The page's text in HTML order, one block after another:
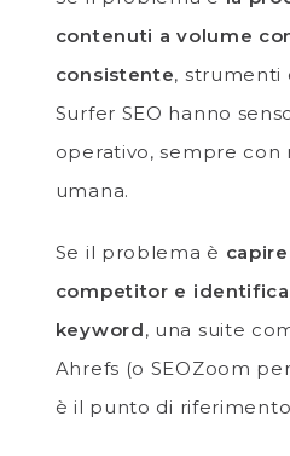
contenuti a volume
consistente, strumenti
Surfer SEO hanno
operativo, sempre con
umana.
Se il problema è
competitor e
keyword, una suite
Ahrefs (o SEOZoom
è il punto di